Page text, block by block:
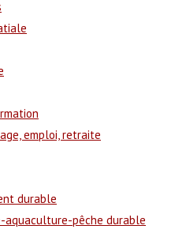
emploi, retraite
durable
aquaculture-pêche durable